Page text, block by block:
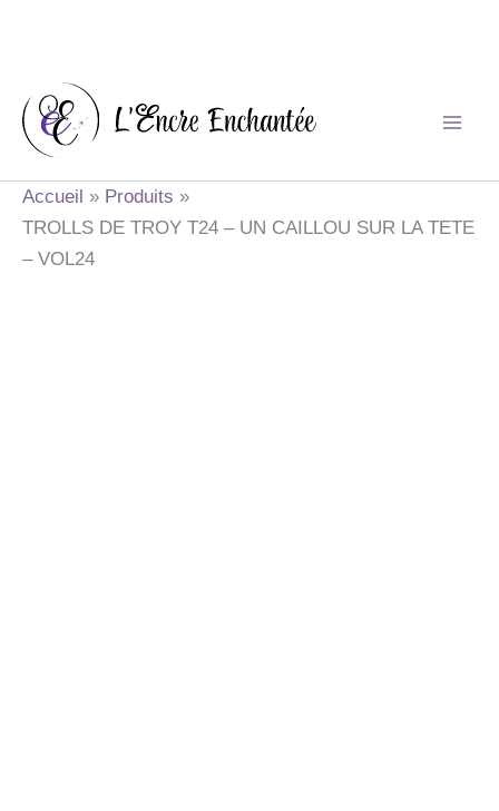
contenu
Accueil
Produits
TROLLS DE TROY T24 – UN CAILLOU SUR LA TETE
– VOL24